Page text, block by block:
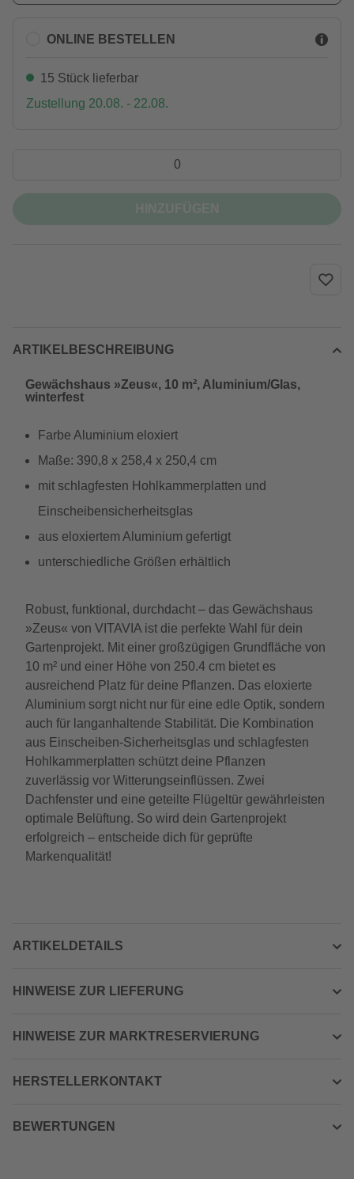
ONLINE BESTELLEN
15 Stück lieferbar
Zustellung 20.08. - 22.08.
ARTIKELBESCHREIBUNG
Gewächshaus »Zeus«, 10 m², Aluminium/Glas,
winterfest
Farbe Aluminium eloxiert
Maße: 390,8 x 258,4 x 250,4 cm
mit schlagfesten Hohlkammerplatten und
Einscheibensicherheitsglas
aus eloxiertem Aluminium gefertigt
unterschiedliche Größen erhältlich
Robust, funktional, durchdacht – das Gewächshaus
»Zeus« von VITAVIA ist die perfekte Wahl für dein
Gartenprojekt. Mit einer großzügigen Grundfläche von
10 m² und einer Höhe von 250.4 cm bietet es
ausreichend Platz für deine Pflanzen. Das eloxierte
Aluminium sorgt nicht nur für eine edle Optik, sondern
auch für langanhaltende Stabilität. Die Kombination
aus Einscheiben-Sicherheitsglas und schlagfesten
Hohlkammerplatten schützt deine Pflanzen
zuverlässig vor Witterungseinflüssen. Zwei
Dachfenster und eine geteilte Flügeltür gewährleisten
optimale Belüftung. So wird dein Gartenprojekt
erfolgreich – entscheide dich für geprüfte
Markenqualität!
ARTIKELDETAILS
HINWEISE ZUR LIEFERUNG
HINWEISE ZUR MARKTRESERVIERUNG
HERSTELLERKONTAKT
BEWERTUNGEN